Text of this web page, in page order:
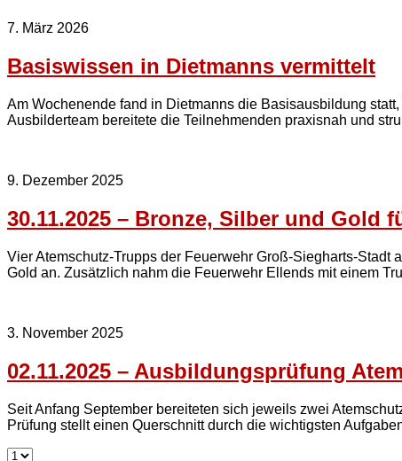
7. März 2026
Basiswissen in Dietmanns vermittelt
Am Wochenende fand in Dietmanns die Basisausbildung
Ausbilderteam bereitete die Teilnehmenden praxisnah und
9. Dezember 2025
30.11.2025 – Bronze, Silber und Gold
Vier Atemschutz-Trupps der Feuerwehr Groß-Siegharts-
Gold an. Zusätzlich nahm die Feuerwehr Ellends mit einem
3. November 2025
02.11.2025 – Ausbildungsprüfung
Seit Anfang September bereiteten sich jeweils zwei
Prüfung stellt einen Querschnitt durch die wichtigsten